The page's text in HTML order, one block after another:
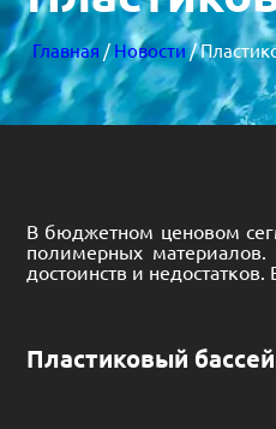
Главная / Новости/
В бюджетном ценовом
полимерных материалов.
достоинств и
Пластиковый